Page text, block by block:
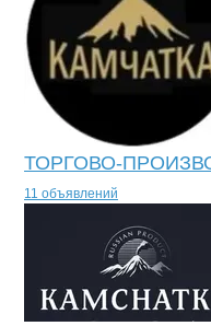
ТОРГОВО-
11 объявлений